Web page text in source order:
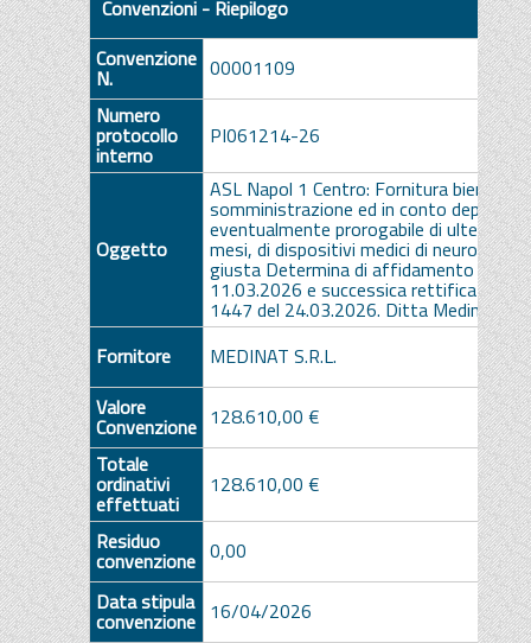
Convenzioni - Riepilogo
Convenzione
N.
00001109
Numero
protocollo
interno
PI061214-26
Oggetto
ASL Napol 1 Centro: Fornitura biennale,
somministrazione ed in conto deposito,
eventualmente prorogabile di ulteriori
mesi, di dispositivi medici di
giusta Determina di affidamento n.
11.03.2026 e successica rettifica Det.
1447 del 24.03.2026. Ditta Medinat srl
Fornitore
MEDINAT S.R.L.
Valore
Convenzione 128.610,00 €
Totale
ordinativi
effettuati
128.610,00 €
Residuo
convenzione 0,00
Data stipula
convenzione 16/04/2026